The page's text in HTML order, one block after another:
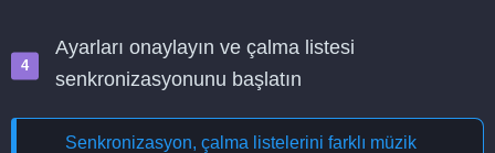
Ayarları onaylayın ve çalma listesi
senkronizasyonunu başlatın
Senkronizasyon, çalma listelerini farklı müzik